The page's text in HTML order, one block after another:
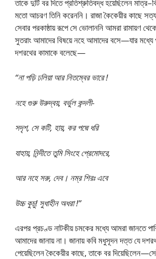
তাকে দুটি বর দিতে প্রতিশ্রুতিবদ্ধ হয়েছিলেন
মতো আচরণ তিনি করেননি। রাজা কৈকেয়ীর কাছে
সেবার পরকাষ্ঠায় রূপে সে ভোলাননি আমরা রামায়ণ
সুতরাং আমাদের বিষয়ে নহে আমাদের বসে—যার মধ্যে
দশরথের কামাকে বলেছে—
“না পড়ি ঢলিয়া আর নিতম্বের ভারে !
নহে গুরু উরুদ্বয়, বর্ভুল কন্দলী-
সদৃশ, সে কটি, হায়, কর পদ্মে ধরি
যাহায়, নিন্দীতে তুমি সিংহে প্রেমোদরে,
আর নহে সরু, দেব। নম্র শিরঃ এবে
উচ্চ কুচু! সুধাহীন অধরা !”
এরপর প্রচণ্ড নাটকীয় চমকের মধ্যে আমরা জানতে
আমাদের জানায় না। জানায় কবি মধুসূদন দত্ত যে
পেয়েছিলেন কৈকেয়ীর কাছে, তাকে বর